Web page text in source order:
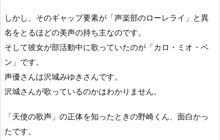
しかし、そのギャップ要素が「声楽部のローレライ」と異
名をとるほどの美声の持ち主なのです。
そして彼女が部活動中に歌っていたのが「カロ・ミオ・ベ
ン」です。
声優さんは沢城みゆきさんです。
沢城さんが歌っているのかはわかりません。
「天使の歌声」の正体を知ったときの野崎くん、面白かっ
たです。